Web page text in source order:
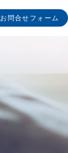
お問合せフォーム